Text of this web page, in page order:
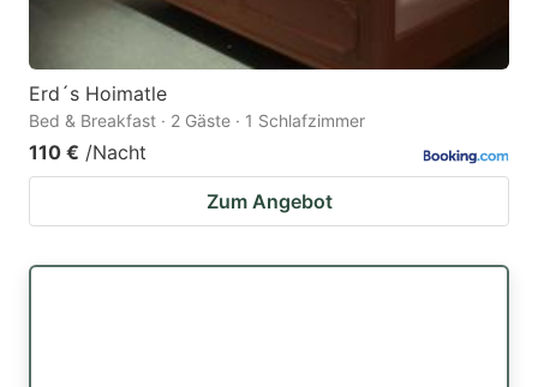
Erd´s Hoimatle
Bed & Breakfast · 2 Gäste · 1 Schlafzimmer
110 € /Nacht
Zum Angebot